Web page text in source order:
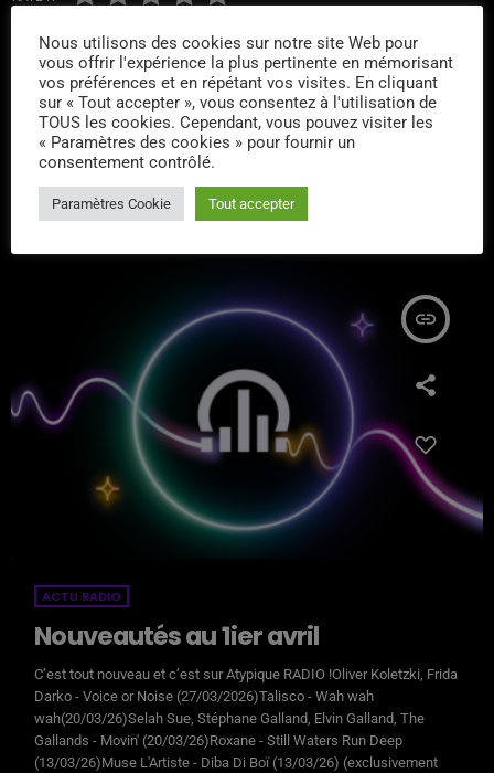
ARTICLE PRÉCÉDENT
insert_link
ACTU RADIO
Nouveautés au 1ier avril
C’est tout nouveau et c’est sur Atypique RADIO !Oliver Koletzki, Frida
Darko - Voice or Noise (27/03/2026)Talisco - Wah wah
wah(20/03/26)Selah Sue, Stéphane Galland, Elvin Galland, The
Gallands - Movin' (20/03/26)Roxane - Still Waters Run Deep
(13/03/26)Muse L'Artiste - Diba Di Boï (13/03/26) (exclusivement
Nous utilisons des cookies sur notre site Web pour
vous offrir l'expérience la plus pertinente en mémorisant
vos préférences et en répétant vos visites. En cliquant
sur « Tout accepter », vous consentez à l'utilisation de
TOUS les cookies. Cependant, vous pouvez visiter les
« Paramètres des cookies » pour fournir un
consentement contrôlé.
Paramètres Cookie Tout accepter